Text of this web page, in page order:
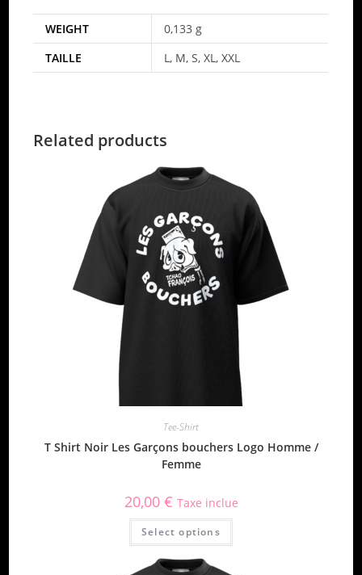
WEIGHT
0,133 g
TAILLE
L, M, S, XL, XXL
Related products
Tee-Shirt
T Shirt Noir Les Garçons bouchers Logo Homme /
Femme
20,00 € Taxe inclue
Select options